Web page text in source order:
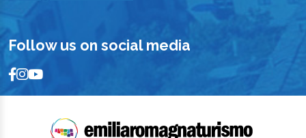
Follow us on social media